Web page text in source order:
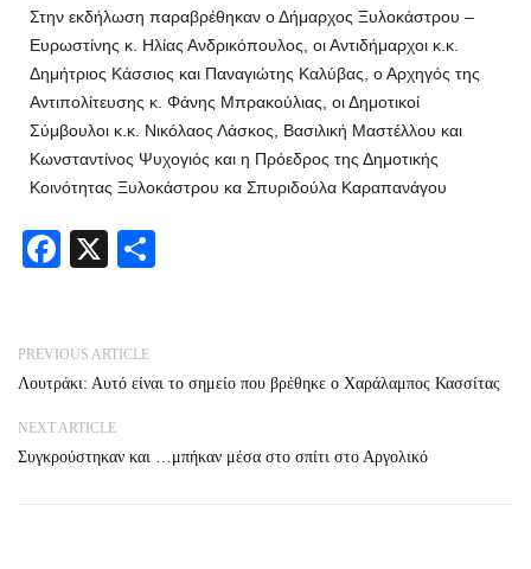
Στην εκδήλωση παραβρέθηκαν ο Δήμαρχος Ξυλοκάστρου –
Ευρωστίνης κ. Ηλίας Ανδρικόπουλος, οι Αντιδήμαρχοι κ.κ.
Δημήτριος Κάσσιος και Παναγιώτης Καλύβας, ο Αρχηγός της
Αντιπολίτευσης κ. Φάνης Μπρακούλιας, οι Δημοτικοί
Σύμβουλοι κ.κ. Νικόλαος Λάσκος, Βασιλική Μαστέλλου και
Κωνσταντίνος Ψυχογιός και η Πρόεδρος της Δημοτικής
Κοινότητας Ξυλοκάστρου κα Σπυριδούλα Καραπανάγου
Facebook
X
PREVIOUS ARTICLE
Λουτράκι: Αυτό είναι το σημείο που βρέθηκε ο Χαράλαμπος Κασσίτας
NEXT ARTICLE
Συγκρούστηκαν και …μπήκαν μέσα στο σπίτι στο Αργολικό